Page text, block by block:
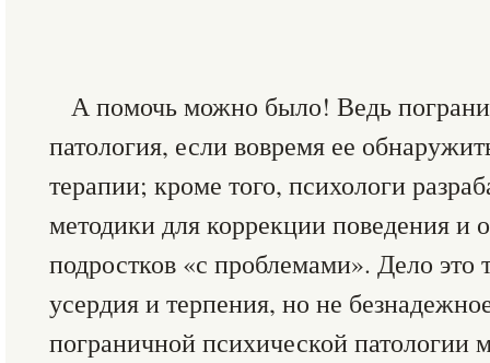
А помочь можно было! Ведь
патология, если вовремя ее
терапии; кроме того, психологи
методики для коррекции поведения и
подростков «с проблемами». Дело это
усердия и терпения, но не
пограничной психической патологии